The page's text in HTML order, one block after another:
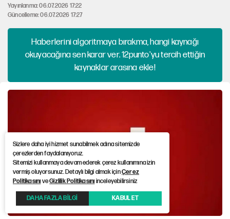
Yayınlanma: 06.07.2026 17:22
Güncelleme: 06.07.2026 17:27
Haberlerini algoritmaya bırakma, hangi kaynağı
okuyacağına sen karar ver. 12punto'yu tercih ettiğin
kaynaklar arasına ekle!
Sizlere daha iyi hizmet sunabilmek adına sitemizde
çerezlerden faydalanıyoruz.
Sitemizi kullanmaya devam ederek çerez kullanımına izin
vermiş oluyorsunuz. Detaylı bilgi almak içinÇerez
PolitikasınıveGizlilik Politikasınıinceleyebilirsiniz
DAHA FAZLA BİLGİ KABUL ET